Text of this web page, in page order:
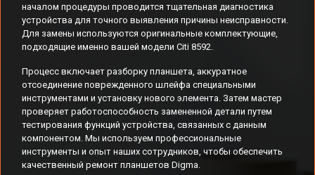
началом процедуры проводится тщательная диагностика
устройства для точного выявления причины неисправности.
Для замены используются оригинальные комплектующие,
подходящие именно вашей модели Citi 8592.
Процесс включает разборку планшета, аккуратное
отсоединение поврежденного шлейфа специальными
инструментами и установку нового элемента. Затем мастер
проверяет работоспособность замененной детали путем
тестирования функций устройства, связанных с данным
компонентом. Мы используем профессиональные
инструменты и опыт наших сотрудников, чтобы обеспечить
качественный ремонт планшетов Digma.